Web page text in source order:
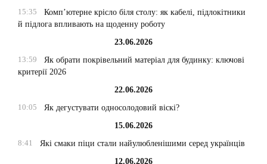
15:35
Комп’ютерне крісло біля столу: як кабелі, підлокітники
й підлога впливають на щоденну роботу
23.06.2026
13:59
Як обрати покрівельний матеріал для будинку: ключові
критерії 2026
22.06.2026
10:05
Як дегустувати односолодовий віскі?
15.06.2026
8:41
Які смаки піци стали найулюбленішими серед українців
12.06.2026